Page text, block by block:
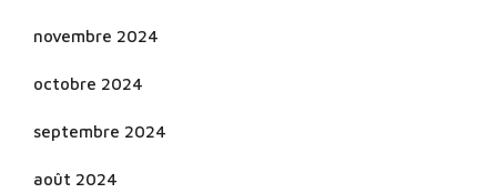
novembre 2024
octobre 2024
septembre 2024
août 2024